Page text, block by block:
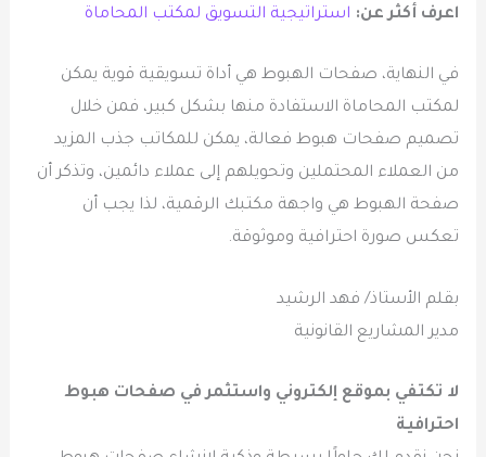
اعرف أكثر عن: استراتيجية التسويق لمكتب المحاماة
في النهاية، صفحات الهبوط هي أداة تسويقية قوية يمكن
لمكتب المحاماة الاستفادة منها بشكل كبير، فمن خلال
تصميم صفحات هبوط فعالة، يمكن للمكاتب جذب المزيد
من العملاء المحتملين وتحويلهم إلى عملاء دائمين، وتذكر أن
صفحة الهبوط هي واجهة مكتبك الرقمية، لذا يجب أن
تعكس صورة احترافية وموثوقة.
بقلم الأستاذ/ فهد الرشيد
مدير المشاريع القانونية
لا تكتفي بموقع إلكتروني واستثمر في صفحات هبوط
احترافية